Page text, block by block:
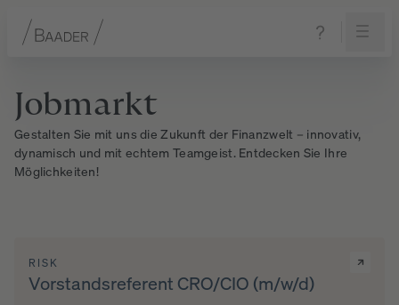
Navigation
Inhalt
Fußzeile
Jobmarkt
Gestalten Sie mit uns die Zukunft der Finanzwelt – innovativ,
dynamisch und mit echtem Teamgeist. Entdecken Sie Ihre
Möglichkeiten!
RISK
Vorstandsreferent CRO/CIO (m/w/d)